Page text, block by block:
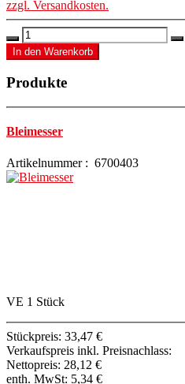
zzgl. Versandkosten.
Produkte
Bleimesser
Artikelnummer : 6700403
VE 1 Stück
Stückpreis: 33,47 €
Verkaufspreis inkl. Preisnachlass:
Nettopreis: 28,12 €
enth. MwSt: 5,34 €